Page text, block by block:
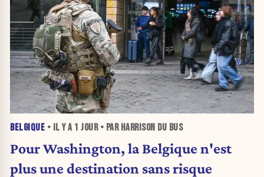
BELGIQUE • IL Y A 1 JOUR• PAR HARRISON DU BUS
Pour Washington, la Belgique n'est
plus une destination sans risque